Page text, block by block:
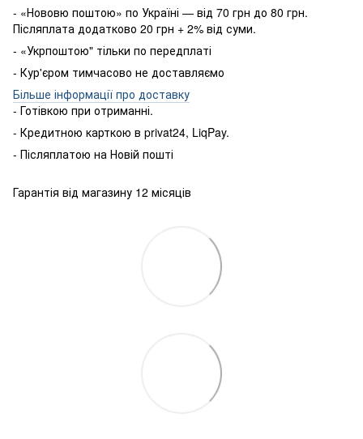
- «Нововю поштою» по Україні — від 70 грн до 80 грн.
Післяплата додатково 20 грн + 2% від суми.
- «Укрпоштою" тільки по передплаті
- Кур'єром тимчасово не доставляємо
Більше інформації про доставку
- Готівкою при отриманні.
- Кредитною карткою в privat24, LiqPay.
- Післяплатою на Новій пошті
Гарантія від магазину 12 місяців